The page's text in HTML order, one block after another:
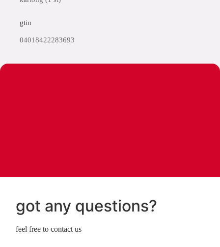
gtin
04018422283693
got any questions?
feel free to contact us